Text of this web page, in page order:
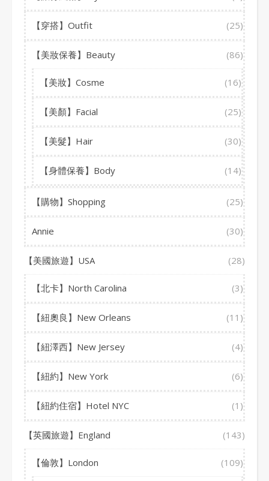
【穿搭】Outfit (25)
【美妝保養】Beauty (86)
【美妝】Cosme (16)
【美顏】Facial (25)
【美髮】Hair (30)
【身體保養】Body (14)
【購物】Shopping (25)
Annie (30)
【美國旅遊】USA (28)
【北卡】North Carolina (3)
【紐奧良】New Orleans (11)
【紐澤西】New Jersey (4)
【紐約】New York (6)
【紐約住宿】Hotel NYC (1)
【英國旅遊】England (143)
【倫敦】London (109)